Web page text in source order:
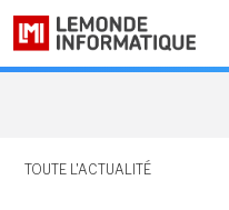
TOUTE L'ACTUALITÉ